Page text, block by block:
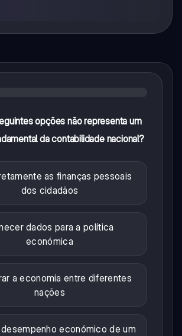
opções não representa um
da contabilidade nacional?
as finanças pessoais
dos cidadãos
dados para a política
económica
a economia entre diferentes
nações
desempenho económico de um